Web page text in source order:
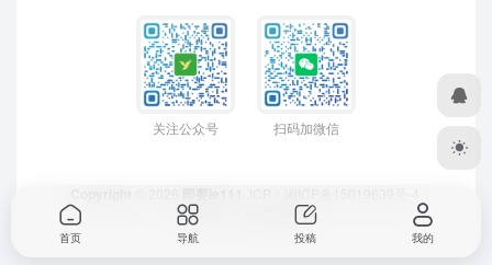
关注公众号 扫码加微信
Design by
LeiCheng
首页 导航 投稿 我的